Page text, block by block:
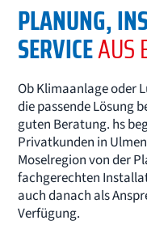
PLANUNG,
SERVICEAUS
Ob Klimaanlage oder
die passende Lösung
guten Beratung. hs
Privatkunden in
Moselregion von der
fachgerechten
auch danach als
Verfügung.